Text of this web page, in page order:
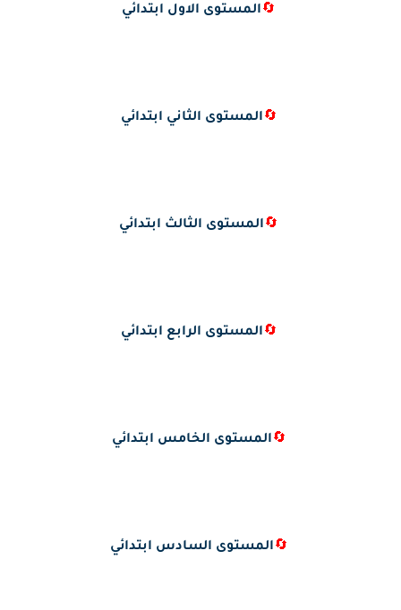
🔄المستوى الاول ابتدائي
🔄المستوى الثاني ابتدائي
🔄المستوى الثالث ابتدائي
🔄المستوى الرابع ابتدائي
🔄المستوى الخامس ابتدائي
🔄المستوى السادس ابتدائي